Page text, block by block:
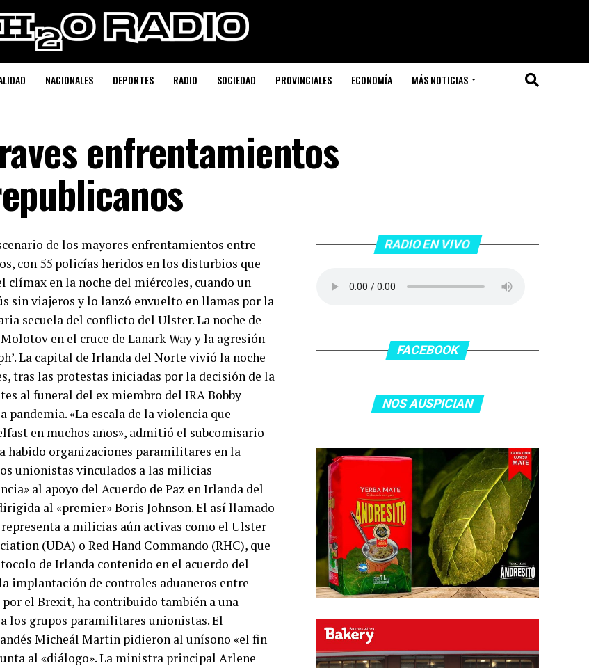
NACIONALES DEPORTES RADIO SOCIEDAD PROVINCIALES ECONOMÍA MÁS NOTICIAS
enfrentamientos
de los mayores enfrentamientos entre
con 55 policías heridos en los disturbios que
clímax en la noche del miércoles, cuando un
sin viajeros y lo lanzó envuelto en llamas por la
secuela del conflicto del Ulster. La noche de
en el cruce de Lanark Way y la agresión
La capital de Irlanda del Norte vivió la noche
tras las protestas iniciadas por la decisión de la
al funeral del ex miembro del IRA Bobby
«La escala de la violencia que
en muchos años», admitió el subcomisario
habido organizaciones paramilitares en la
unionistas vinculados a las milicias
al apoyo del Acuerdo de Paz en Irlanda del
al «premier» Boris Johnson. El así llamado
a milicias aún activas como el Ulster
(UDA) o Red Hand Commando (RHC), que
de Irlanda contenido en el acuerdo del
implantación de controles aduaneros entre
el Brexit, ha contribuido también a una
los grupos paramilitares unionistas. El
Micheál Martin pidieron al unísono «el fin
al «diálogo». La ministra principal Arlene
RADIO EN VIVO
FACEBOOK
NOS AUSPICIAN